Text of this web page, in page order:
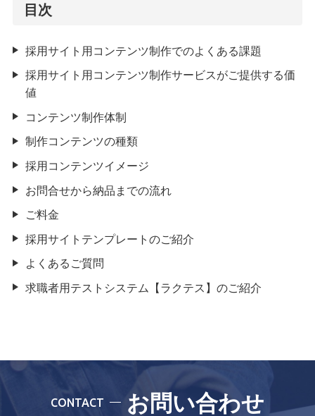
目次
採用サイト用コンテンツ制作でのよくある課題
採用サイト用コンテンツ制作サービスがご提供する価
値
コンテンツ制作体制
制作コンテンツの種類
採用コンテンツイメージ
お問合せから納品までの流れ
ご料金
採用サイトテンプレートのご紹介
よくあるご質問
求職者用テストシステム【ラクテス】のご紹介
CONTACT お問い合わせ